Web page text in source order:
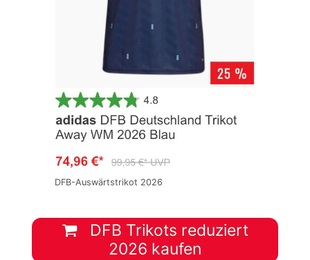
DFB-Auswärtstrikot 2026
DFB Trikots reduziert
2026 kaufen